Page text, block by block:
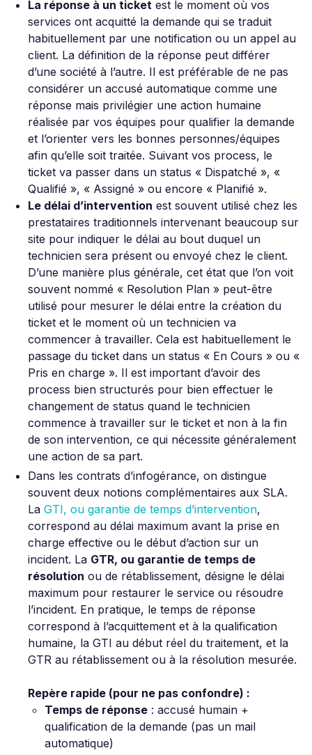
La réponse à un ticket est le moment où vos
services ont acquitté la demande qui se traduit
habituellement par une notification ou un appel au
client. La définition de la réponse peut différer
d’une société à l’autre. Il est préférable de ne pas
considérer un accusé automatique comme une
réponse mais privilégier une action humaine
réalisée par vos équipes pour qualifier la demande
et l’orienter vers les bonnes personnes/équipes
afin qu’elle soit traitée. Suivant vos process, le
ticket va passer dans un status « Dispatché », «
Qualifié », « Assigné » ou encore « Planifié ».
Le délai d’intervention est souvent utilisé chez les
prestataires traditionnels intervenant beaucoup sur
site pour indiquer le délai au bout duquel un
technicien sera présent ou envoyé chez le client.
D’une manière plus générale, cet état que l’on voit
souvent nommé « Resolution Plan » peut-être
utilisé pour mesurer le délai entre la création du
ticket et le moment où un technicien va
commencer à travailler. Cela est habituellement le
passage du ticket dans un status « En Cours » ou «
Pris en charge ». Il est important d’avoir des
process bien structurés pour bien effectuer le
changement de status quand le technicien
commence à travailler sur le ticket et non à la fin
de son intervention, ce qui nécessite généralement
une action de sa part.
Dans les contrats d’infogérance, on distingue
souvent deux notions complémentaires aux SLA.
La GTI, ou garantie de temps d’intervention,
correspond au délai maximum avant la prise en
charge effective ou le début d’action sur un
incident. La GTR, ou garantie de temps de
résolution ou de rétablissement, désigne le délai
maximum pour restaurer le service ou résoudre
l’incident. En pratique, le temps de réponse
correspond à l’acquittement et à la qualification
humaine, la GTI au début réel du traitement, et la
GTR au rétablissement ou à la résolution mesurée.
Repère rapide (pour ne pas confondre) :
Temps de réponse : accusé humain +
qualification de la demande (pas un mail
automatique)